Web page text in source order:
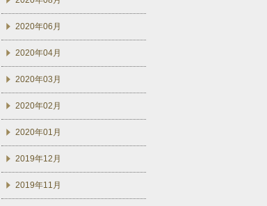
2020年06月
2020年04月
2020年03月
2020年02月
2020年01月
2019年12月
2019年11月